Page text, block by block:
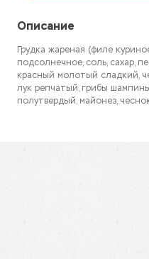
Описание
Грудка жареная (филе
подсолнечное, соль, сахар,
красный молотый сладкий,
лук репчатый, грибы
полутвердый, майонез,